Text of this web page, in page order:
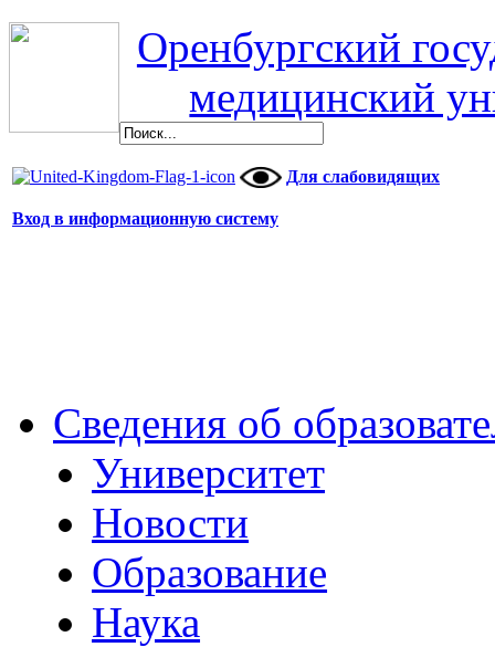
Оренбургский
медицинский
Для слабовидящих
Вход в информационную систему
Сведения об
Университет
Новости
Образование
Наука